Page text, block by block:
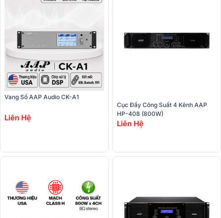
Vang Số AAP Audio CK-A1
Liên Hệ
Cục Đẩy Công Suất 4 Kênh AAP
HP-408 (800W)
Liên Hệ